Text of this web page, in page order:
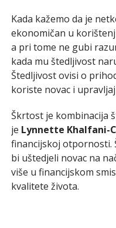
Kada kažemo da je
ekonomičan u
a pri tome ne gubi
kada mu štedljivost
Štedljivost ovisi o
koriste novac i
Škrtost je kombinacija
je Lynnette Khalfani-
financijskoj otpornosti.
bi uštedjeli novac na
više u financijskom
kvalitete života.